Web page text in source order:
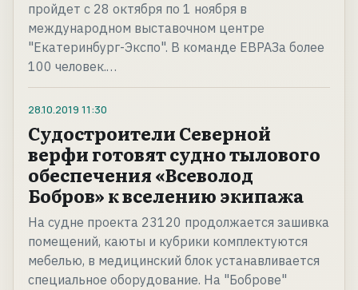
пройдет с 28 октября по 1 ноября в
международном выставочном центре
"Екатеринбург-Экспо". В команде ЕВРАЗа более
100 человек.…
28.10.2019 11:30
Судостроители Северной
верфи готовят судно тылового
обеспечения «Всеволод
Бобров» к вселению экипажа
На судне проекта 23120 продолжается зашивка
помещений, каюты и кубрики комплектуются
мебелью, в медицинский блок устанавливается
специальное оборудование. На "Боброве"